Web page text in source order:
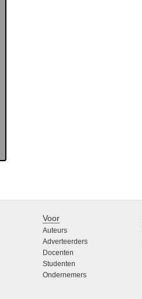
Voor
Auteurs
Adverteerders
Docenten
Studenten
Ondernemers